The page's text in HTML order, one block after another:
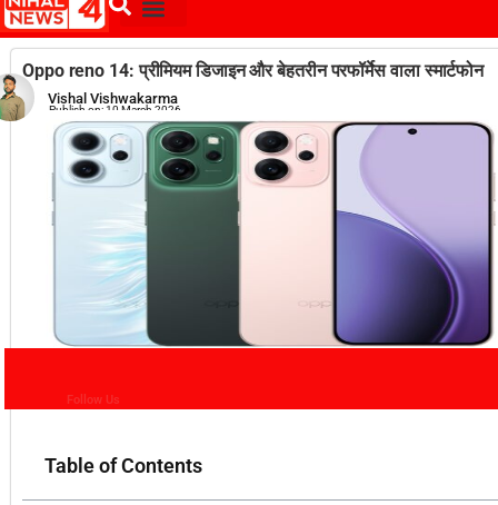
Oppo reno 14: प्रीमियम डिजाइन और बेहतरीन परफॉर्मेस वाला स्मार्टफोन
Vishal Vishwakarma
Publish on:10 March 2026
Follow Us
Table of Contents